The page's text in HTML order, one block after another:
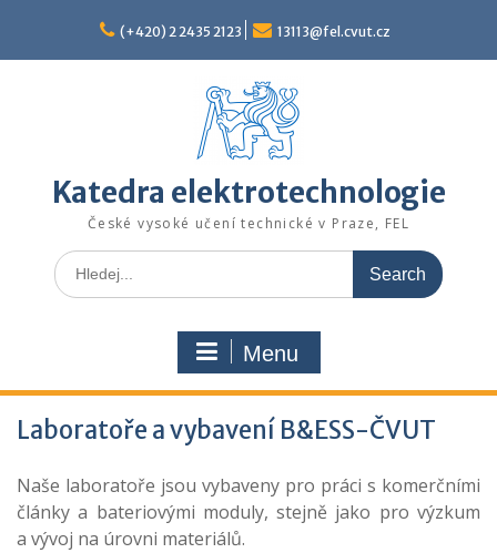
content
(+420) 2 2435 2123 13113@fel.cvut.cz
Katedra elektrotechnologie
České vysoké učení technické v Praze, FEL
Search
for:
Menu
Laboratoře a vybavení B&ESS-ČVUT
Naše laboratoře jsou vybaveny pro práci s komerčními
články a bateriovými moduly, stejně jako pro výzkum
a vývoj na úrovni materiálů.